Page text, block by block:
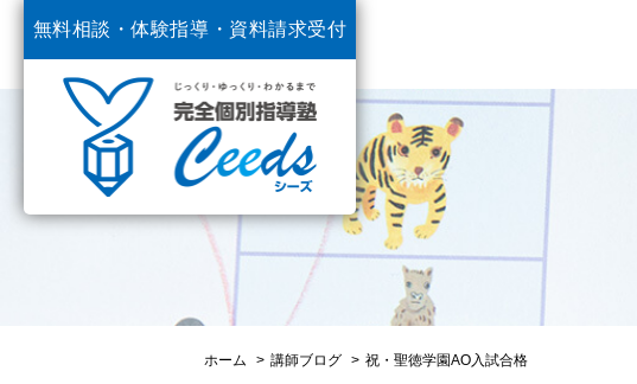
無料相談・体験指導・ 資料請求受付
中
ホーム 講師ブログ 祝・聖徳学園AO入試合格